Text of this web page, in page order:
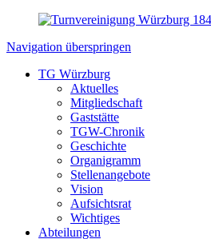
Navigation überspringen
TG Würzburg
Aktuelles
Mitgliedschaft
Gaststätte
TGW-Chronik
Geschichte
Organigramm
Stellenangebote
Vision
Aufsichtsrat
Wichtiges
Abteilungen